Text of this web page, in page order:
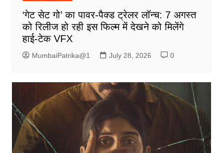
‘गेट सेट गो’ का पावर-पैक्ड ट्रेलर लॉन्च: 7 अगस्त
को रिलीज हो रही इस फिल्म में देखने को मिलेंगे
हाई-टेक VFX
MumbaiPatrika@1 July 28, 2026 0